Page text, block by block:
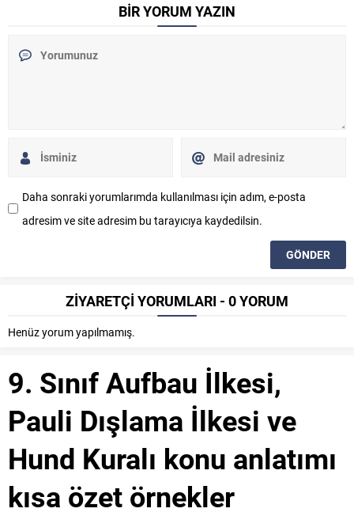
BİR YORUM YAZIN
Daha sonraki yorumlarımda kullanılması için adım, e-posta
adresim ve site adresim bu tarayıcıya kaydedilsin.
ZİYARETÇİ YORUMLARI - 0 YORUM
Henüz yorum yapılmamış.
9. Sınıf Aufbau İlkesi,
Pauli Dışlama İlkesi ve
Hund Kuralı konu anlatımı
kısa özet örnekler